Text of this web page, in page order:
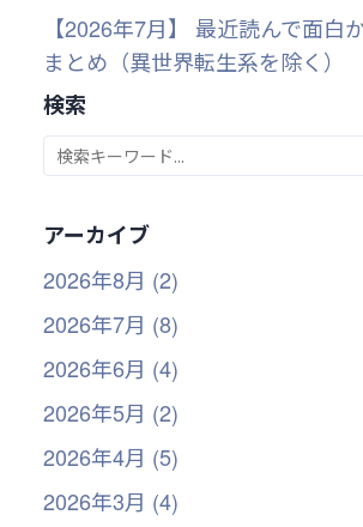
【2026年7月】 最近読んで面白
まとめ（異世界転生系を除く）
検索
アーカイブ
2026年8月 (2)
2026年7月 (8)
2026年6月 (4)
2026年5月 (2)
2026年4月 (5)
2026年3月 (4)